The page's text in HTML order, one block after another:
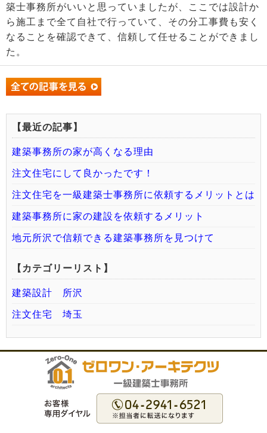
築士事務所がいいと思っていましたが、ここでは設計か
ら施工まで全て自社で行っていて、その分工事費も安く
なることを確認できて、信頼して任せることができまし
た。
【最近の記事】
建築事務所の家が高くなる理由
注文住宅にして良かったです！
注文住宅を一級建築士事務所に依頼するメリットとは
建築事務所に家の建設を依頼するメリット
地元所沢で信頼できる建築事務所を見つけて
【カテゴリーリスト】
建築設計 所沢
注文住宅 埼玉